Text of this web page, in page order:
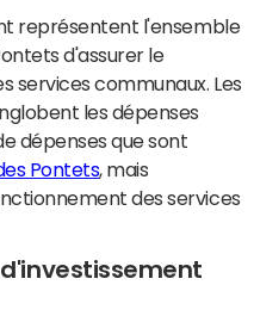
représentent l'ensemble
d'assurer le
services communaux. Les
les dépenses
dépenses que sont
Pontets, mais
des services